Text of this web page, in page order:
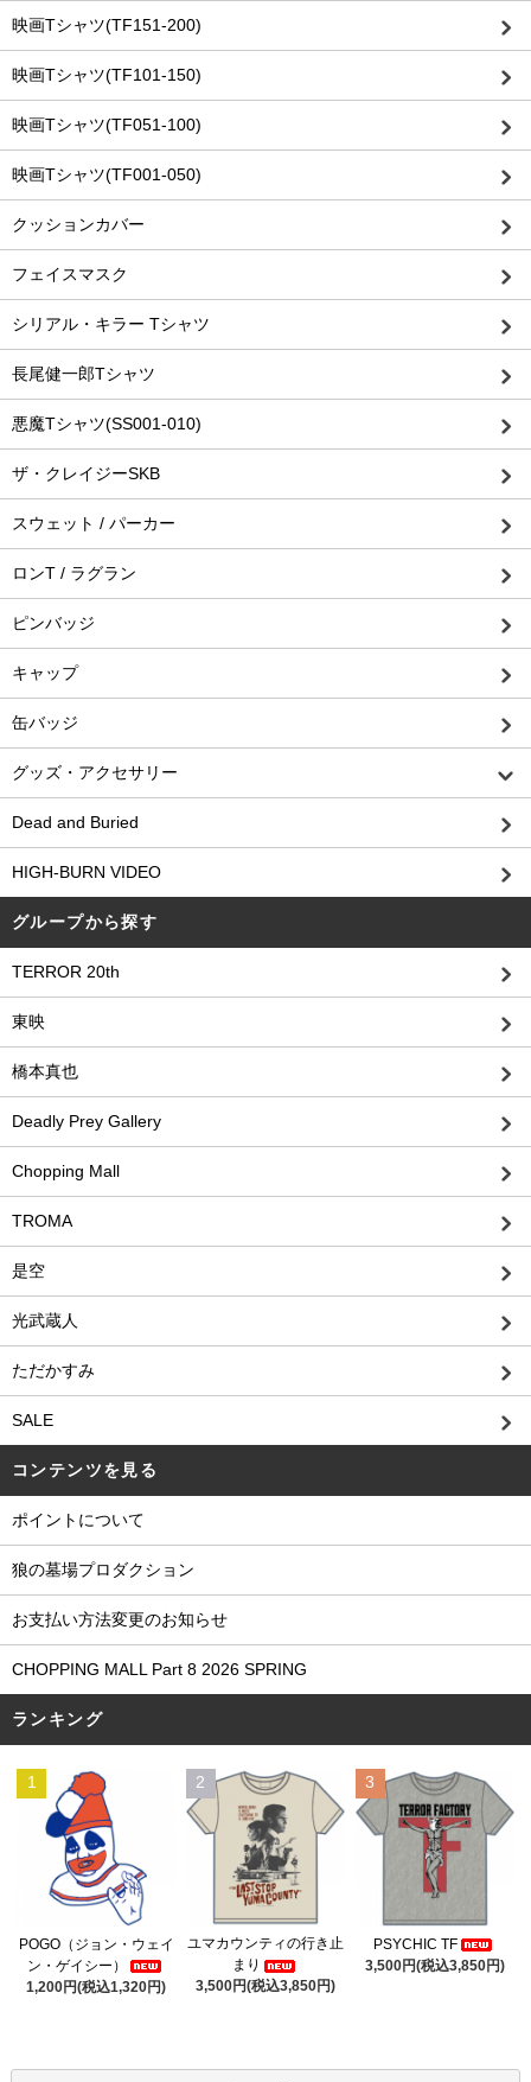
映画Tシャツ(TF151-200)
映画Tシャツ(TF101-150)
映画Tシャツ(TF051-100)
映画Tシャツ(TF001-050)
クッションカバー
フェイスマスク
シリアル・キラー Tシャツ
長尾健一郎Tシャツ
悪魔Tシャツ(SS001-010)
ザ・クレイジーSKB
スウェット / パーカー
ロンT / ラグラン
ピンバッジ
キャップ
缶バッジ
グッズ・アクセサリー
Dead and Buried
HIGH-BURN VIDEO
グループから探す
TERROR 20th
東映
橋本真也
Deadly Prey Gallery
Chopping Mall
TROMA
是空
光武蔵人
ただかすみ
SALE
コンテンツを見る
ポイントについて
狼の墓場プロダクション
お支払い方法変更のお知らせ
CHOPPING MALL Part 8 2026 SPRING
ランキング
1
POGO（ジョン・ウェイ
ン・ゲイシー）
1,200円(税込1,320円)
2
ユマカウンティの行き止
まり
3,500円(税込3,850円)
3
PSYCHIC TF
3,500円(税込3,850円)